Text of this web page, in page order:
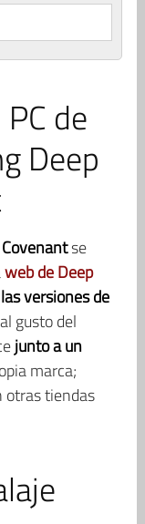
de
Deep
se
web de Deep
versiones de
gusto del
junto a un
marca;
otras tiendas